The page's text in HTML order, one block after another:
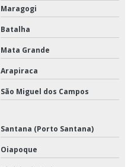
Maragogi
Batalha
Mata Grande
Arapiraca
São Miguel dos Campos
Santana (Porto Santana)
Oiapoque